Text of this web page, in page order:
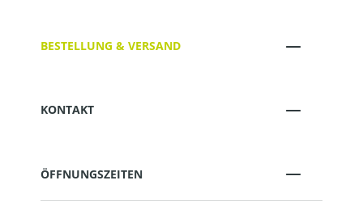
BESTELLUNG & VERSAND
KONTAKT
ÖFFNUNGSZEITEN